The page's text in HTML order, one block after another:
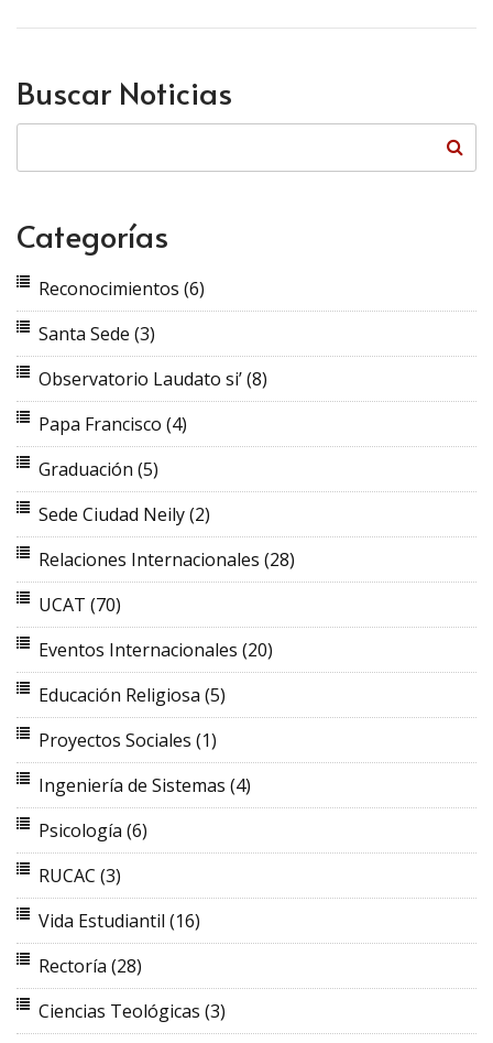
Buscar Noticias
Categorías
Reconocimientos (6)
Santa Sede (3)
Observatorio Laudato si’(8)
Papa Francisco (4)
Graduación (5)
Sede Ciudad Neily(2)
Relaciones Internacionales (28)
UCAT (70)
Eventos Internacionales (20)
Educación Religiosa (5)
Proyectos Sociales (1)
Ingeniería de Sistemas (4)
Psicología (6)
RUCAC (3)
Vida Estudiantil (16)
Rectoría (28)
Ciencias Teológicas (3)